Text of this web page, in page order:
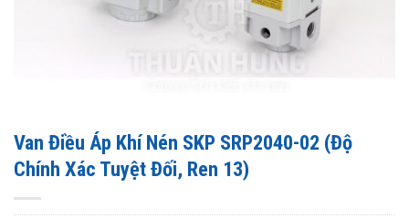
Van Điều Áp Khí Nén SKP SRP2040-02 (Độ
Chính Xác Tuyệt Đối, Ren 13)